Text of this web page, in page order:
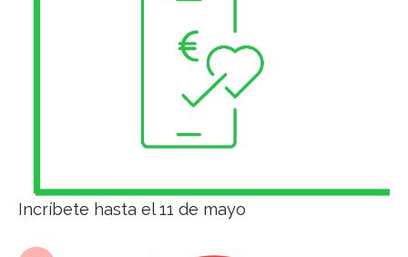
Incríbete hasta el 11 de mayo